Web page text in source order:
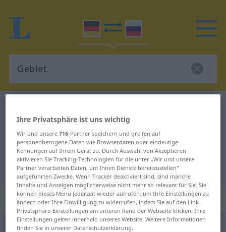
Deutsch-Russisch Übersetzung für
"Gebiet"
"Gebiet" Russisch Übersetzung
„Gebiet“: Neutrum
Gebietn
Ihre Privatsphäre ist uns wichtig
Wir und unsere716-Partner speichern und greifen auf
personenbezogene Daten wie Browserdaten oder eindeutige
Kennungen auf Ihrem Gerät zu. Durch Auswahl von Akzeptieren
aktivieren Sie Tracking-Technologien für die unter „Wir und unsere
Partner verarbeiten Daten, um Ihnen Dienste bereitzustellen“
aufgeführten Zwecke. Wenn Tracker deaktiviert sind, sind manche
Inhalte und Anzeigen möglicherweise nicht mehr so relevant für Sie. Sie
können dieses Menü jederzeit wieder aufrufen, um Ihre Einstellungen zu
ändern oder Ihre Einwilligung zu widerrufen, indem Sie auf den Link
Privatsphäre-Einstellungen am unteren Rand der Webseite klicken. Ihre
Einstellungen gelten innerhalb unseres Website. Weitere Informationen
finden Sie in unserer Datenschutzerklärung.